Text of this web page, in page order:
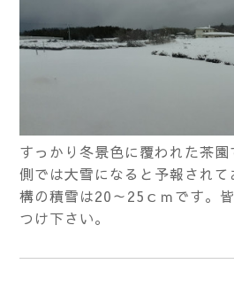
すっかり冬景色に覆われた茶
側では大雪になると予報され
構の積雪は20～25ｃｍです。
つけ下さい。